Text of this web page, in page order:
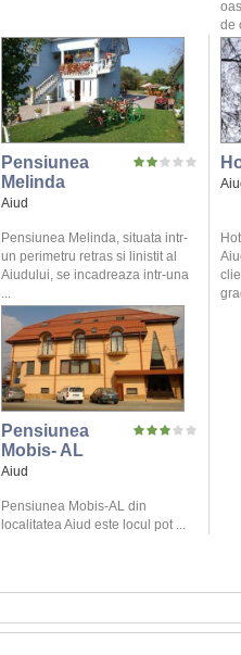
de
Pensiunea
Melinda
Aiud
Pensiunea Melinda, situata intr-
un perimetru retras si linistit al
Aiudului, se incadreaza intr-una
...
Pensiunea
Mobis- AL
Aiud
Pensiunea Mobis-AL din
localitatea Aiud este locul pot ...